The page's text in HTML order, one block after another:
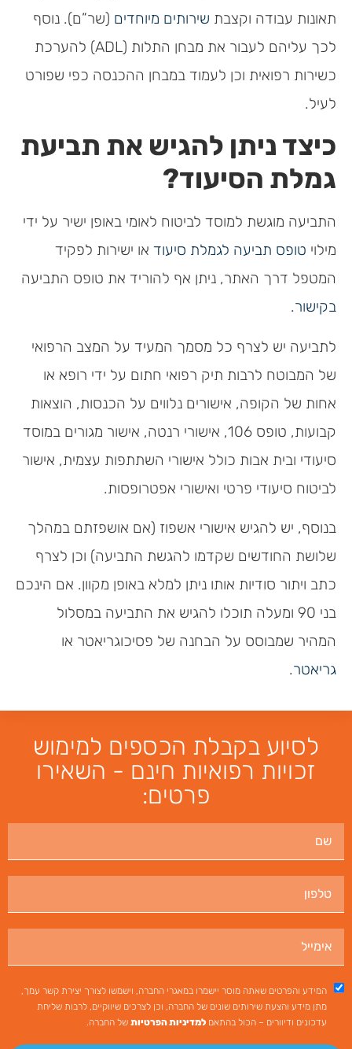
תאונות עבודה וקצבת שירותים מיוחדים (שר”ם). נוסף
לכך עליהם לעבור את מבחן התלות (ADL) להערכת
כשירות רפואית וכן לעמוד במבחן ההכנסה כפי שפורט
לעיל.
כיצד ניתן להגיש את תביעת
גמלת הסיעוד?
התביעה מוגשת למוסד לביטוח לאומי באופן ישיר על ידי
מילוי טופס תביעה לגמלת סיעוד או ישירות לפקיד
המטפל דרך האתר, ניתן אף להוריד את טופס התביעה
בקישור.
לתביעה יש לצרף כל מסמך המעיד על המצב הרפואי
של המבוטח לרבות תיק רפואי חתום על ידי רופא או
אחות של הקופה, אישורים נלווים על הכנסות, הוצאות
קבועות, טופס 106, אישורי רנטה, אישור מגורים במוסד
סיעודי ובית אבות כולל אישורי השתתפות עצמית, אישור
לביטוח סיעודי פרטי ואישורי אפטרופסות.
בנוסף, יש להגיש אישורי אשפוז (אם אושפזתם במהלך
שלושת החודשים שקדמו להגשת התביעה) וכן לצרף
כתב ויתור סודיות אותו ניתן למלא באופן מקוון. אם הינכם
בני 90 ומעלה תוכלו להגיש את התביעה במסלול
המהיר שמבוסס על הבחנה של פסיכוגריאטר או
גריאטר.
לסיוע בקבלת הכספים למימוש
זכויות רפואיות חינם - השאירו
פרטים:
המידע והפרטים שאתה מוסר יישמרו במאגרי החברה, וישמשו לצורך יצירת קשר עמך,
מתן מידע והצעת שירותים שונים של החברה, וכן לצרכים שיווקיים, לרבות שליחת
עדכונים ודיוורים – הכול בהתאםלמדיניות הפרטיות של החברה.